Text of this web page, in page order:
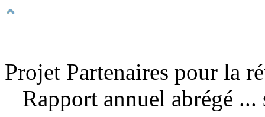
Projet Partenaires pour la
Rapport annuel abrégé